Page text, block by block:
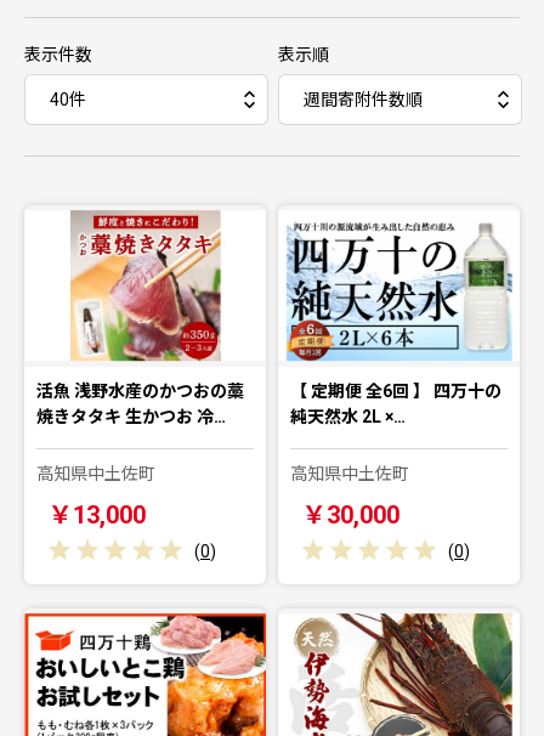
表示件数 表示順
活魚 浅野水産のかつおの藁
焼きタタキ 生かつお 冷…
高知県中土佐町
￥13,000
(0)
【 定期便 全6回 】 四万十の
純天然水 2L ×…
高知県中土佐町
￥30,000
(0)